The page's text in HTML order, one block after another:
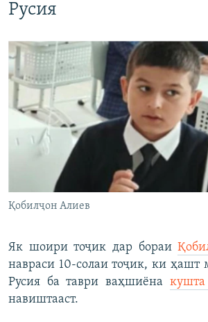
Русия
Қобилҷон Алиев
Як шоири тоҷик дар бораи
навраси 10-солаи тоҷик, ки ҳашт
Русия ба таври ваҳшиёна
навиштааст.